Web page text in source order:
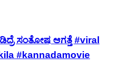
ಸಂತೋಷ ಆಗತ್ತೆ #viral
#kannadamovie